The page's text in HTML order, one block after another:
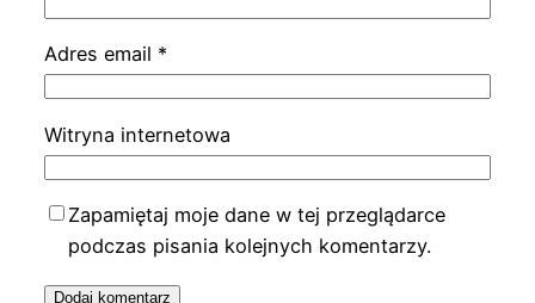
Adres email *
Witryna internetowa
Zapamiętaj moje dane w tej przeglądarce
podczas pisania kolejnych komentarzy.